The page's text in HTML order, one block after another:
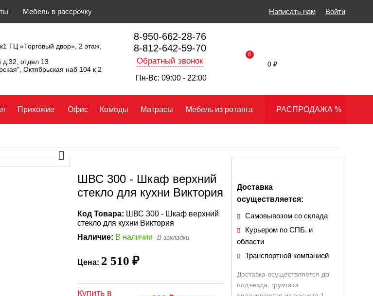
Мебель в рассрочку Написать нам Войти
ТЦ «Торговый двор», 2 этаж,
д.32, отдел 13
Октябрьская наб 104 к 2
8-950-662-28-76
8-812-642-59-70
Обратный звонок
Пн-Вс: 09:00 - 22:00
0
0 ₽
Прихожие Офис Комоды Матрасы Мебель из ротанга РАСПРОДАЖА %
ШВС 300 - Шкаф верхний
стекло для кухни Виктория
Код Товара: ШВС 300 - Шкаф верхний
стекло для кухни Виктория
Наличие: В наличии
Цена: 2 510 ₽
Купить в
Доставка
осуществляется:
Самовывозом со склада
Курьером по СПБ. и
области
Транспортной компанией
Доставка осуществляется до
подъезда, грузчики